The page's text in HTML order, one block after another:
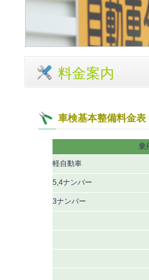
料金案内
車検基本整備料金表
乗
軽自動車
5,4ナンバー
3ナンバー